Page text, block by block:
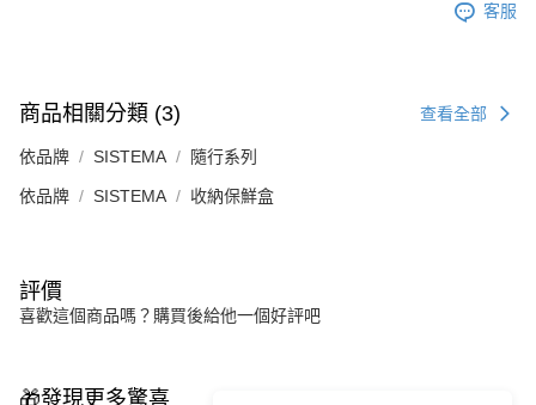
客服
商品相關分類 (3) 查看全部
依品牌 SISTEMA 隨行系列
依品牌 SISTEMA 收納保鮮盒
評價
喜歡這個商品嗎？購買後給他一個好評吧
🎁發現更多驚喜